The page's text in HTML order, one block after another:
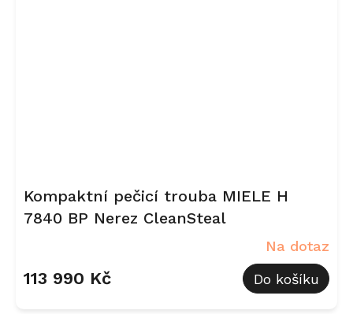
Kompaktní pečicí trouba MIELE H
7840 BP Nerez CleanSteal
Na dotaz
113 990 Kč Do košíku